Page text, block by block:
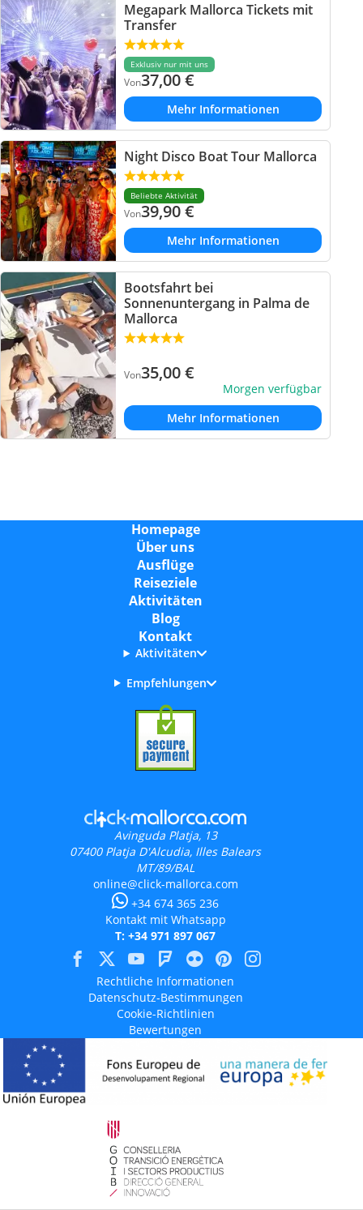
Megapark Mallorca Tickets mit
Transfer
Exklusiv nur mit uns
Von37,00€
Mehr Informationen
Night Disco Boat Tour Mallorca
Beliebte Aktivität
Von39,90€
Mehr Informationen
Bootsfahrt bei
Sonnenuntergang in Palma de
Mallorca
Von35,00€
Morgen verfügbar
Mehr Informationen
Homepage
Über uns
Ausflüge
Reiseziele
Aktivitäten
Blog
Kontakt
Aktivitäten
Empfehlungen
Avinguda Platja, 13
07400 Platja D'Alcudia, Illes Balears
MT/89/BAL
online@click-mallorca.com
+34 674 365 236
Kontakt mit Whatsapp
T: +34 971 897 067
Rechtliche Informationen
Datenschutz-Bestimmungen
Cookie-Richtlinien
Bewertungen